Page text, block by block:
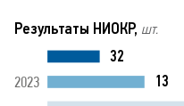
Результаты НИОКР, шт.
2023
32
13